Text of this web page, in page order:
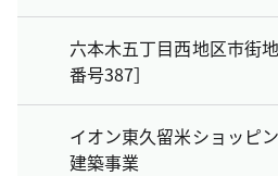
六本木五丁目西地区市街
番号387］
イオン東久留米ショッピ
建築事業